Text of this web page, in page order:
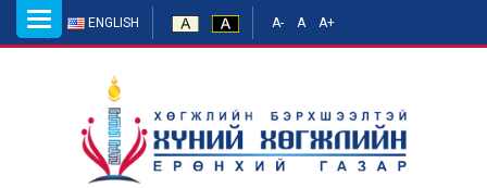
ENGLISH A- A A+
Toggle
navigation